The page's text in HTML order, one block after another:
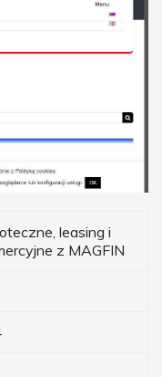
leasing i
z MAGFIN